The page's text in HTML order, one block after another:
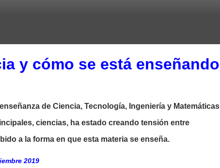
y cómo se está enseñando
de Ciencia, Tecnología, Ingeniería y Matemáticas
ciencias, ha estado creando tensión entre
a la forma en que esta materia se enseña.
2019